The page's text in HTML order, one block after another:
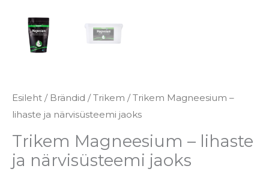
Esileht / Brändid /Trikem / Trikem Magneesium –
lihaste ja närvisüsteemi jaoks
Trikem Magneesium – lihaste
ja närvisüsteemi jaoks